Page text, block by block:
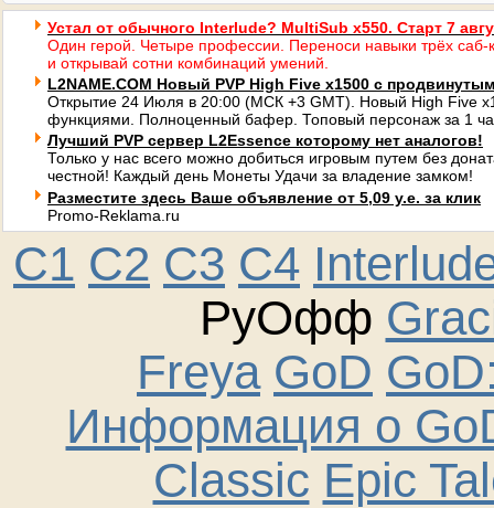
Устал от обычного Interlude? MultiSub x550. Старт 7
Один герой. Четыре профессии. Переноси навыки трёх саб-
и открывай сотни комбинаций умений.
L2NAME.COM Новый PVP High Five x1500 с
Открытие 24 Июля в 20:00 (МСК +3 GMT). Новый High Five
функциями. Полноценный бафер. Топовый персонаж за 1
Лучший PVP сервер L2Essence которому нет аналогов!
Только у нас всего можно добиться игровым путем без
честной! Каждый день Монеты Удачи за владение замком!
Разместите здесь Ваше объявление от 5,09 у.е. за клик
Promo-Reklama.ru
C1 C2 C3 C4
РуОфф
Freya GoD
Информация о
Classic Epic